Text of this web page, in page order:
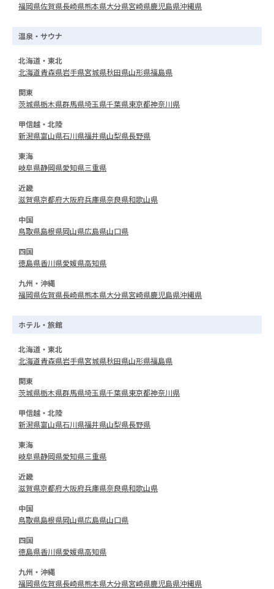
福岡県佐賀県長崎県熊本県大分県宮崎県鹿児島県沖縄県
温泉・サウナ
北海道・東北
北海道青森県岩手県宮城県秋田県山形県福島県
関東
茨城県栃木県群馬県埼玉県千葉県東京都神奈川県
甲信越・北陸
新潟県富山県石川県福井県山梨県長野県
東海
岐阜県静岡県愛知県三重県
近畿
滋賀県京都府大阪府兵庫県奈良県和歌山県
中国
鳥取県島根県岡山県広島県山口県
四国
徳島県香川県愛媛県高知県
九州・沖縄
福岡県佐賀県長崎県熊本県大分県宮崎県鹿児島県沖縄県
ホテル・旅館
北海道・東北
北海道青森県岩手県宮城県秋田県山形県福島県
関東
茨城県栃木県群馬県埼玉県千葉県東京都神奈川県
甲信越・北陸
新潟県富山県石川県福井県山梨県長野県
東海
岐阜県静岡県愛知県三重県
近畿
滋賀県京都府大阪府兵庫県奈良県和歌山県
中国
鳥取県島根県岡山県広島県山口県
四国
徳島県香川県愛媛県高知県
九州・沖縄
福岡県佐賀県長崎県熊本県大分県宮崎県鹿児島県沖縄県